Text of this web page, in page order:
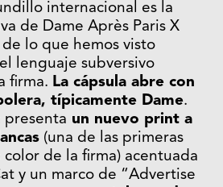
internacional es la
de Dame Après Paris X
de lo que hemos visto
lenguaje subversivo
firma. La cápsula abre con
típicamente Dame.
presenta un nuevo print a
(una de las primeras
de la firma) acentuada
y un marco de “Advertise